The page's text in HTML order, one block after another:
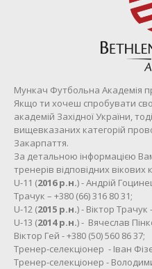
Мункач Футбольна Академія
Якщо ти хочеш спробувати
академій Західної України,
вищевказаних категорій
Закарпаття.
За детальною інформацією
тренерів відповідних вікових
U-11 (2016 р.н.) - Андрій
Трачук – +380 (66) 316 80 31;
U-12 (2015 р.н.) - Віктор Трачук
U-13 (2014 р.н.) - Вячеслав
Віктор Гей - +380 (50) 560 86 37;
Тренер-селекціонер - Іван
Тренер-селекціонер -